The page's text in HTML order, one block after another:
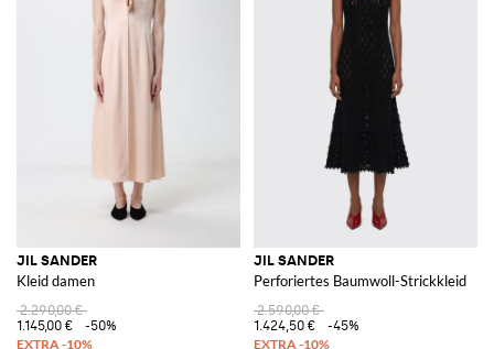
JIL SANDER
Kleid damen
2.290,00 €
1.145,00 €
-50%
JIL SANDER
Perforiertes Baumwoll-Strickkleid
2.590,00 €
1.424,50 €
-45%